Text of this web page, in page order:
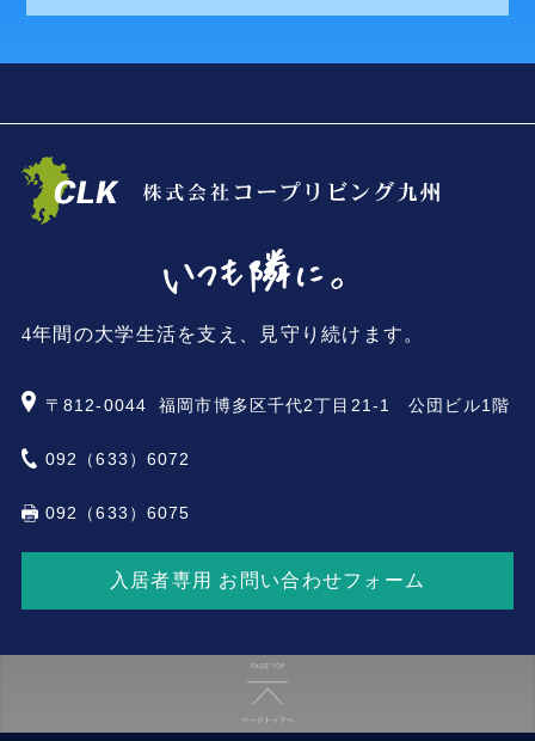
4年間の大学生活を支え、見守り続けます。
〒812-0044 福岡市博多区千代2丁目21-1 公団ビル1階
092（633）6072
092（633）6075
入居者専用 お問い合わせフォーム